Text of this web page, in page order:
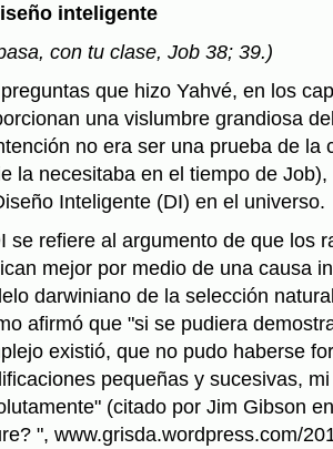
inteligente
con tu clase, Job 38; 39.)
que hizo Yahvé, en los
una vislumbre grandiosa
no era ser una prueba de la
la necesitaba en el tiempo de
Inteligente (DI) en el universo.
se refiere al argumento de que los
mejor por medio de una causa
darwiniano de la selección
afirmó que "si se pudiera
existió, que no pudo haberse
pequeñas y sucesivas,
(citado por Jim Gibson
", www.grisda.wordpress.com/